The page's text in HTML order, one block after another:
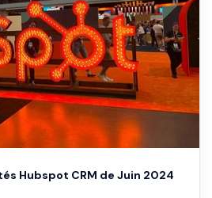
Hubspot CRM de Juin 2024